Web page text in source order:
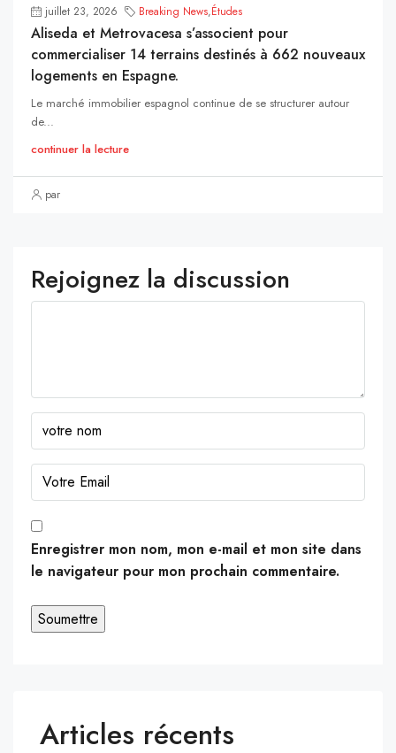
juillet 23, 2026 Breaking News,Études
Aliseda et Metrovacesa s’associent pour
commercialiser 14 terrains destinés à 662 nouveaux
logements en Espagne.
Le marché immobilier espagnol continue de se structurer autour
de...
continuer la lecture
par
Rejoignez la discussion
Enregistrer mon nom, mon e-mail et mon site dans
le navigateur pour mon prochain commentaire.
Articles récents